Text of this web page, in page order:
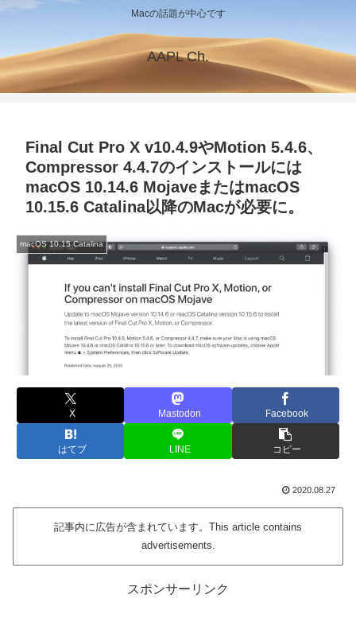
Macの話題が中心です
AAPL Ch.
Final Cut Pro X v10.4.9やMotion 5.4.6、
Compressor 4.4.7のインストールには
macOS 10.14.6 MojaveまたはmacOS
10.15.6 Catalina以降のMacが必要に。
macOS 10.15 Catalina
X Mastodon Facebook
はてブ LINE コピー
2020.08.27
記事内に広告が含まれています。This article contains
advertisements.
スポンサーリンク